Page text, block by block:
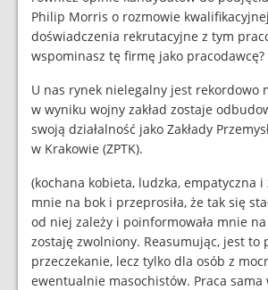
Philip Morris o rozmowie
doświadczenia rekrutacyjne z tym
wspominasz tę firmę jako pracodawcę?
U nas rynek nielegalny jest rekordowo
w wyniku wojny zakład zostaje
swoją działalność jako Zakłady
w Krakowie (ZPTK).
(kochana kobieta, ludzka, empatyczna i
mnie na bok i przeprosiła, że tak się
od niej zależy i poinformowała mnie
zostaję zwolniony. Reasumując, jest to
przeczekanie, lecz tylko dla osób z
ewentualnie masochistów. Praca